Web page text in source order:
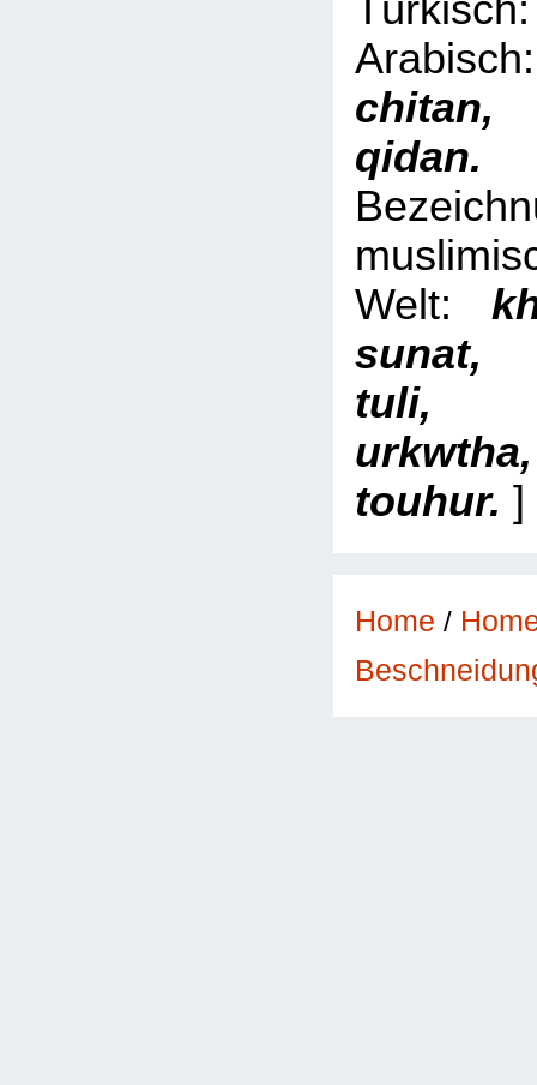
Welt:
sunat,
tuli,
touhur. ]
Home /